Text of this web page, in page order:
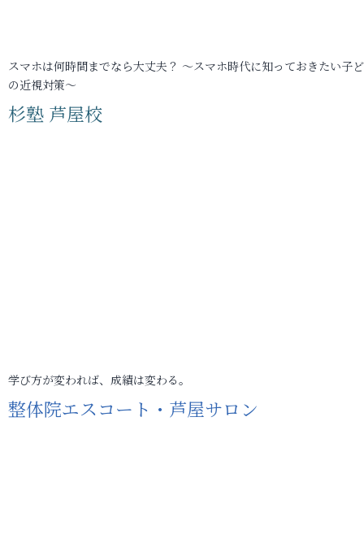
スマホは何時間までなら大丈夫？ ～スマホ時代に知っておきたい子
の近視対策～
杉塾 芦屋校
学び方が変われば、成績は変わる。
整体院エスコート・芦屋サロン